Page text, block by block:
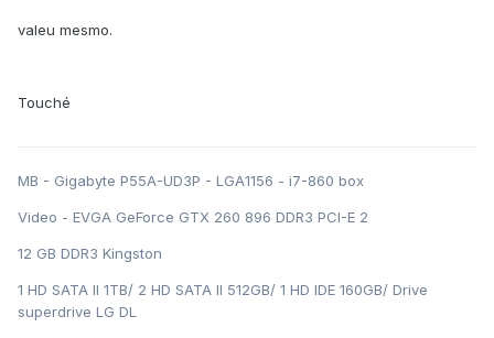
valeu mesmo.
Touché
MB - Gigabyte P55A-UD3P - LGA1156 - i7-860 box
Video - EVGA GeForce GTX 260 896 DDR3 PCI-E 2
12 GB DDR3 Kingston
1 HD SATA II 1TB/ 2 HD SATA II 512GB/ 1 HD IDE 160GB/ Drive
superdrive LG DL